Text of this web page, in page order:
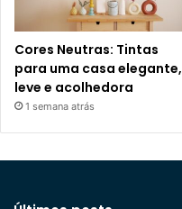
Cores Neutras: Tintas
para uma casa elegante,
leve e acolhedora
1 semana atrás